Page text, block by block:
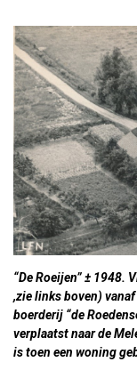
“De Roeijen” ± 1948.
,zie links boven)
boerderij “de
verplaatst naar de
is toen een woning